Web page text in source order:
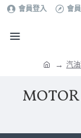
會員登入 會
汽